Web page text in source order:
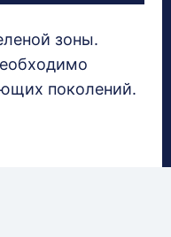
зоны.
поколений.